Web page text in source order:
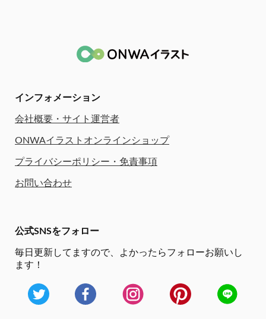
インフォメーション
会社概要・サイト運営者
ONWAイラストオンラインショップ
プライバシーポリシー・免責事項
お問い合わせ
公式SNSをフォロー
毎日更新してますので、
よかったらフォローお願いし
ます！